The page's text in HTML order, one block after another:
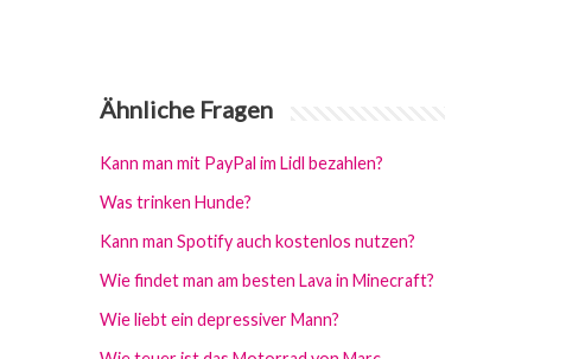
Ähnliche Fragen
Kann man mit PayPal im Lidl bezahlen?
Was trinken Hunde?
Kann man Spotify auch kostenlos nutzen?
Wie findet man am besten Lava in Minecraft?
Wie liebt ein depressiver Mann?